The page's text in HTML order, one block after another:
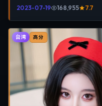
2023-07-19 168,955 7.7
台湾 高分